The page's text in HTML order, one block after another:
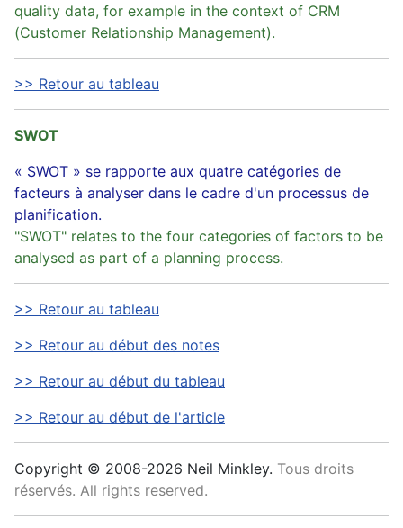
quality data, for example in the context of CRM
(Customer Relationship Management).
>> Retour au tableau
SWOT
« SWOT » se rapporte aux quatre catégories de
facteurs à analyser dans le cadre d'un processus de
planification.
"SWOT" relates to the four categories of factors to be
analysed as part of a planning process.
>> Retour au tableau
>> Retour au début des notes
>> Retour au début du tableau
>> Retour au début de l'article
Copyright © 2008-2026 Neil Minkley. Tous droits
réservés. All rights reserved.